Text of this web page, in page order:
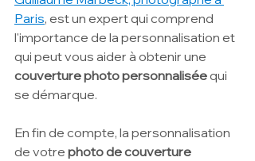
Paris, est un expert qui comprend
l'importance de la personnalisation et
qui peut vous aider à obtenir une
couverture photo personnalisée qui
se démarque.
En fin de compte, la personnalisation
de votre photo de couverture